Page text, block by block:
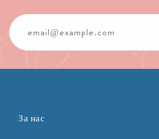
email@example.com
За нас